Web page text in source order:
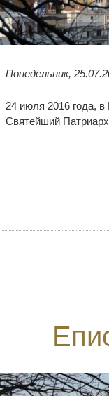
Понедельник,
24 июля 2016 года,
Святейший